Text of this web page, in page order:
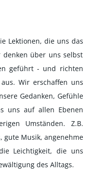
Lektionen, die uns das
denken über uns selbst
geführt - und richten
Wir erschaffen uns
Gedanken, Gefühle
uns auf allen Ebenen
Umständen. Z.B.
gute Musik, angenehme
Leichtigkeit, die uns
des Alltags.